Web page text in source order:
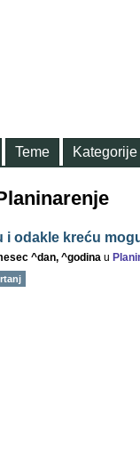
Teme Kategorije
i odakle kreću
^dan, ^godina u
rtanj